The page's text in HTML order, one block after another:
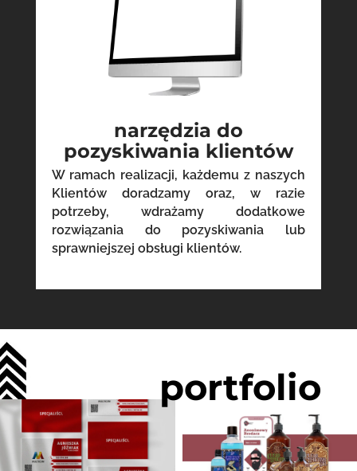
narzędzia do
pozyskiwania klientów
W ramach realizacji, każdemu z naszych
Klientów doradzamy oraz, w razie
potrzeby, wdrażamy dodatkowe
rozwiązania do pozyskiwania lub
sprawniejszej obsługi klientów.
portfolio